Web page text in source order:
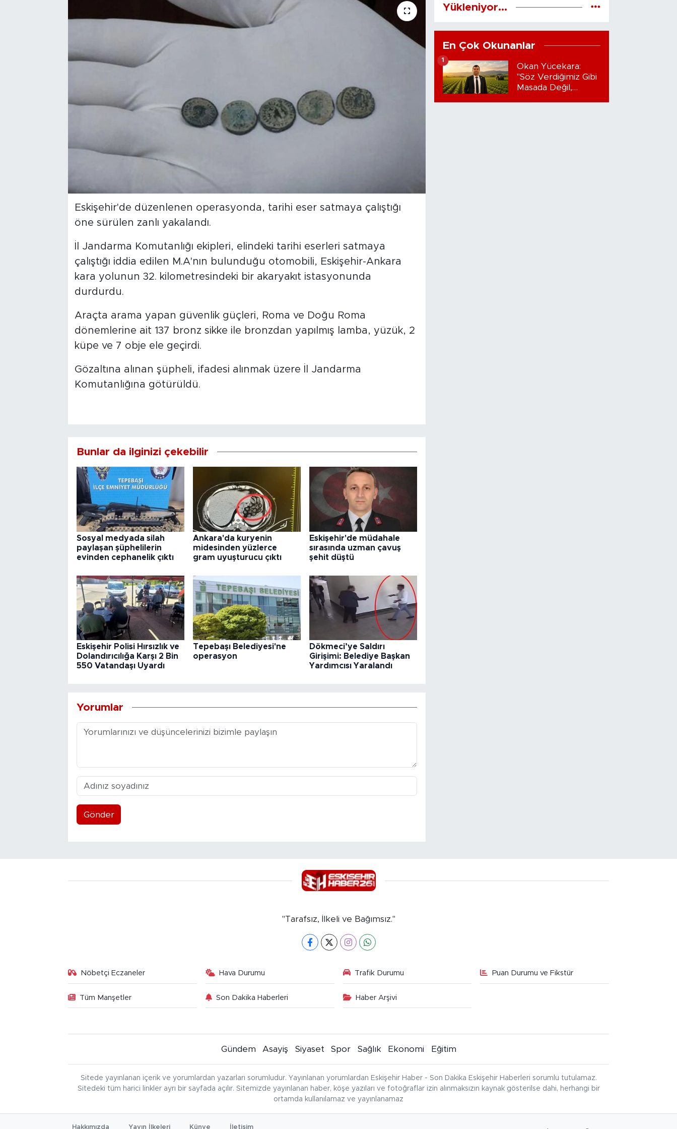
Eskişehir'de düzenlenen operasyonda, tarihi eser satmaya çalıştığı
öne sürülen zanlı yakalandı.
İl Jandarma Komutanlığı ekipleri, elindeki tarihi eserleri satmaya
çalıştığı iddia edilen M.A'nın bulunduğu otomobili, Eskişehir-Ankara
kara yolunun 32. kilometresindeki bir akaryakıt istasyonunda
durdurdu.
Araçta arama yapan güvenlik güçleri, Roma ve Doğu Roma
dönemlerine ait 137 bronz sikke ile bronzdan yapılmış lamba, yüzük, 2
küpe ve 7 obje ele geçirdi.
Gözaltına alınan şüpheli, ifadesi alınmak üzere İl Jandarma
Komutanlığına götürüldü.
Bunlar da ilginizi çekebilir
Sosyal medyada silah
paylaşan şüphelilerin
evinden cephanelik çıktı
Ankara'da kuryenin
midesinden yüzlerce
gram uyuşturucu çıktı
Eskişehir'de müdahale
sırasında uzman çavuş
şehit düştü
Eskişehir Polisi Hırsızlık ve
Dolandırıcılığa Karşı 2 Bin
550 Vatandaşı Uyardı
Tepebaşı Belediyesi'ne
operasyon
Dökmeci’ye Saldırı
Girişimi: Belediye Başkan
Yardımcısı Yaralandı
Yorumlar
Gönder
Yükleniyor...
En Çok Okunanlar
Okan Yücekara:
"Söz Verdiğimiz Gibi
Masada Değil,
1
"Tarafsız, İlkeli ve Bağımsız."
Nöbetçi Eczaneler Hava Durumu Trafik Durumu Puan Durumu ve Fikstür
Tüm Manşetler Son Dakika Haberleri Haber Arşivi
Gündem Asayiş Siyaset Spor Sağlık Ekonomi Eğitim
Sitede yayınlanan içerik ve yorumlardan yazarları sorumludur. Yayınlanan yorumlardan Eskişehir Haber - Son Dakika Eskişehir Haberleri sorumlu tutulamaz.
Sitedeki tüm harici linkler ayrı bir sayfada açılır. Sitemizde yayınlanan haber, köşe yazıları ve fotoğraflar izin alınmaksızın kaynak gösterilse dahi, herhangi bir
ortamda kullanılamaz ve yayınlanamaz
Hakkımızda Yayın İlkeleri Künye İletişim